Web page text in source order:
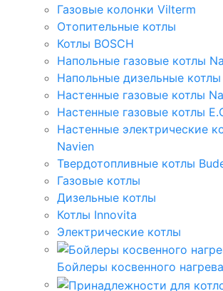
Газовые колонки Vilterm
Отопительные котлы
Котлы BOSCH
Напольные газовые котлы
Напольные дизельные
Настенные газовые котлы
Настенные газовые котлы
Настенные электрические
Navien
Твердотопливные котлы
Газовые котлы
Дизельные котлы
Котлы Innovita
Электрические котлы
Бойлеры косвенного нагрева